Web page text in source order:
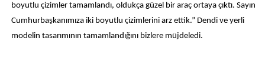
boyutlu çizimler tamamlandı, oldukça güzel bir araç ortaya çıktı. Sayın
Cumhurbaşkanımıza iki boyutlu çizimlerini arz ettik.” Dendi ve yerli
modelin tasarımının tamamlandığını bizlere müjdeledi.